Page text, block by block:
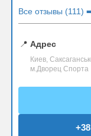
Все отзывы (111)
📍 Адрес
Киев,
м.Дворец Спорта